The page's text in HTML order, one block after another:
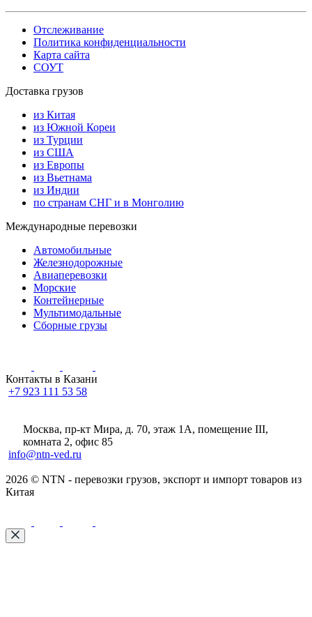
Отслеживание
Политика конфиденциальности
Карта сайта
СОУТ
Доставка грузов
из Китая
из Южной Кореи
из Турции
из США
из Европы
из Вьетнама
из Индии
по странам СНГ и в Монголию
Международные перевозки
Автомобильные
Железнодорожные
Авиаперевозки
Морские
Контейнерные
Мультимодальные
Сборные грузы
Контакты в Казани
+7 923 111 53 58
Москва, пр-кт Мира, д. 70, этаж 1А, помещение III,
комната 2, офис 85
info@ntn-ved.ru
2026 © NTN - перевозки грузов, экспорт и импорт товаров из
Китая